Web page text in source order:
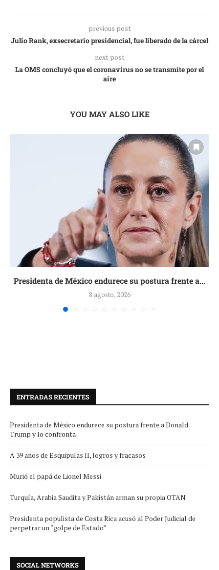
previous post
Julio Rank, exsecretario presidencial, fue liberado de la cárcel
next post
La OMS concluyó que el coronavirus no se transmite por el
aire
YOU MAY ALSO LIKE
Presidenta de México endurece su postura frente a...
8 agosto, 2026
ENTRADAS RECIENTES
Presidenta de México endurece su postura frente a Donald
Trump y lo confronta
A 39 años de Esquipulas II, logros y fracasos
Murió el papá de Lionel Messi
Turquía, Arabia Saudita y Pakistán arman su propia OTAN
Presidenta populista de Costa Rica acusó al Poder Judicial de
perpetrar un “golpe de Estado”
SOCIAL NETWORKS